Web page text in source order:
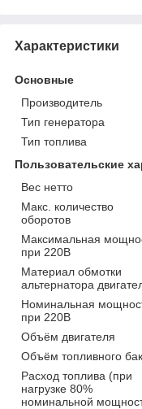
Характеристики
Основные
Производитель
Тип генератора
Тип топлива
Пользовательские
Вес нетто
Макс. количество
оборотов
Максимальная
при 220В
Материал обмотки
альтернатора
Номинальная
при 220В
Объём двигателя
Объём топливного
Расход топлива (при
нагрузке 80%
номинальной